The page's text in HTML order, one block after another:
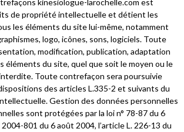
kinesiologue-larochelle.com est
de propriété intellectuelle et détient les
les éléments du site lui-même, notamment
logo, icônes, sons, logiciels. Toute
modification, publication, adaptation
éléments du site, quel que soit le moyen ou le
Toute contrefaçon sera poursuivie
des articles L.335-2 et suivants du
Gestion des données personnelles
sont protégées par la loi n° 78-87 du 6
2004-801 du 6 août 2004, l’article L. 226-13 du